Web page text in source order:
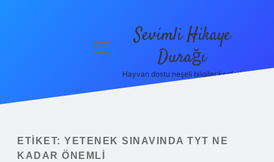
Yasal Uyarı
menüyü
Sevimli Hikaye
Durağı
Hayvan dostu neşeli bilgiler keşfet!
ETIKET: YETENEK SINAVINDA TYT NE
KADAR ÖNEMLI